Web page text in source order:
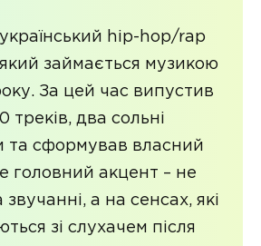
український hip-hop/rap
займається музикою
За цей час випустив
треків, два сольні
та сформував власний
головний акцент – не
а на сенсах, які
зі слухачем після